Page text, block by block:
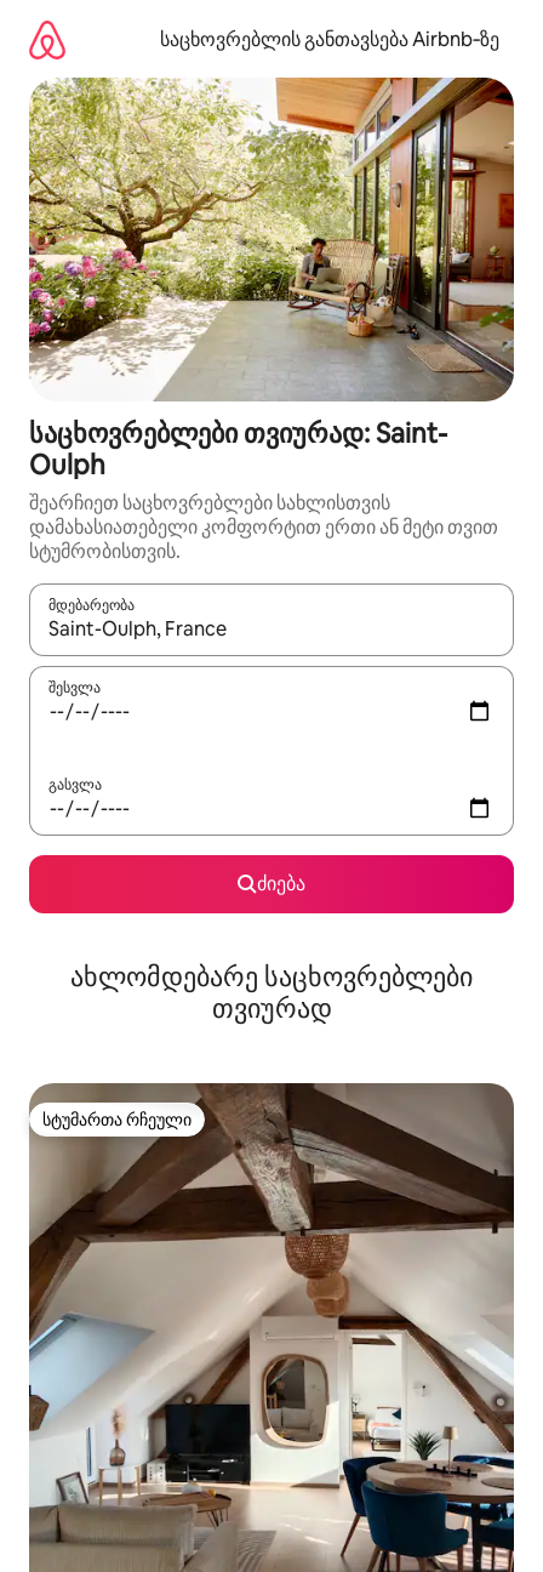
გადასვლა
საცხოვრებლის განთავსება Airbnb‑ზე
საცხოვრებლები თვიურად: Saint-
Oulph
შეარჩიეთ საცხოვრებლები სახლისთვის
დამახასიათებელი კომფორტით ერთი ან მეტი თვით
სტუმრობისთვის.
მდებარეობა
როცა შედეგები ხელმისაწვდომი გახდება, ნავიგაციისთვის
შესვლა
გასვლა
ძიება
ახლომდებარე საცხოვრებლები
თვიურად
სტუმართა რჩეული
სტუმართა რჩეული